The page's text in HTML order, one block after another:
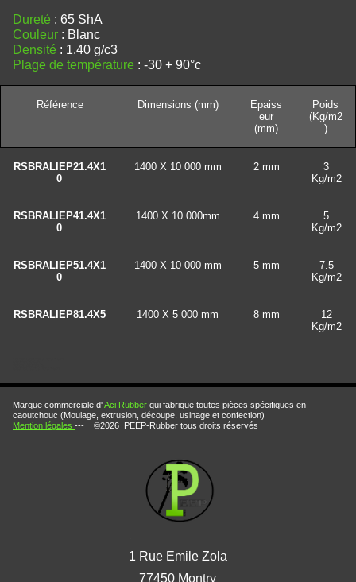
Dureté : 65 ShA
Couleur : Blanc
Densité : 1.40 g/c3
Plage de température : -30 + 90°c
Référence Dimensions (mm)
Epaiss
eur
(mm)
Poids
(Kg/m2
)
RSBRALIEP21.4X1
0
1400 X 10 000 mm 2 mm
3
Kg/m2
RSBRALIEP41.4X1
0
1400 X 10 000mm 4 mm
5
Kg/m2
RSBRALIEP51.4X1
0
1400 X 10 000 mm 5 mm
7.5
Kg/m2
RSBRALIEP81.4X5 1400 X 5 000 mm 8 mm
12
Kg/m2
Marque commerciale d'Aci Rubber qui fabrique toutes pièces spécifiques en
caoutchouc (Moulage, extrusion, découpe, usinage et confection)
Mention légales --- ©2026 PEEP-Rubber tous droits réservés
1 Rue Emile Zola
77450 Montry